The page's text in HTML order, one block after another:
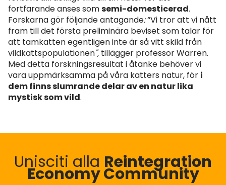
fortfarande anses somsemi-domesticerad.
Forskarna gör följande antagande:“Vi tror att vi nått
fram till det första preliminära beviset som talar för
att tamkatten egentligen inte är så vitt skild från
vildkattspopulationen", tillägger professor Warren.
Med detta forskningsresultat i åtanke behöver vi
vara uppmärksamma på våra katters natur, för i
dem finns slumrande delar av en natur lika
mystisk som vild.
Unisciti alla Reintegration
Economy Community